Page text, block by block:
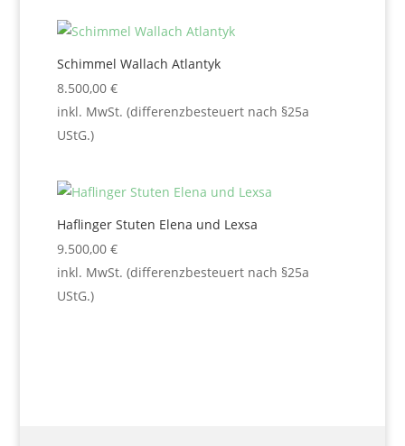
Schimmel Wallach Atlantyk
8.500,00 €
inkl. MwSt. (differenzbesteuert nach §25a
UStG.)
Haflinger Stuten Elena und Lexsa
9.500,00 €
inkl. MwSt. (differenzbesteuert nach §25a
UStG.)